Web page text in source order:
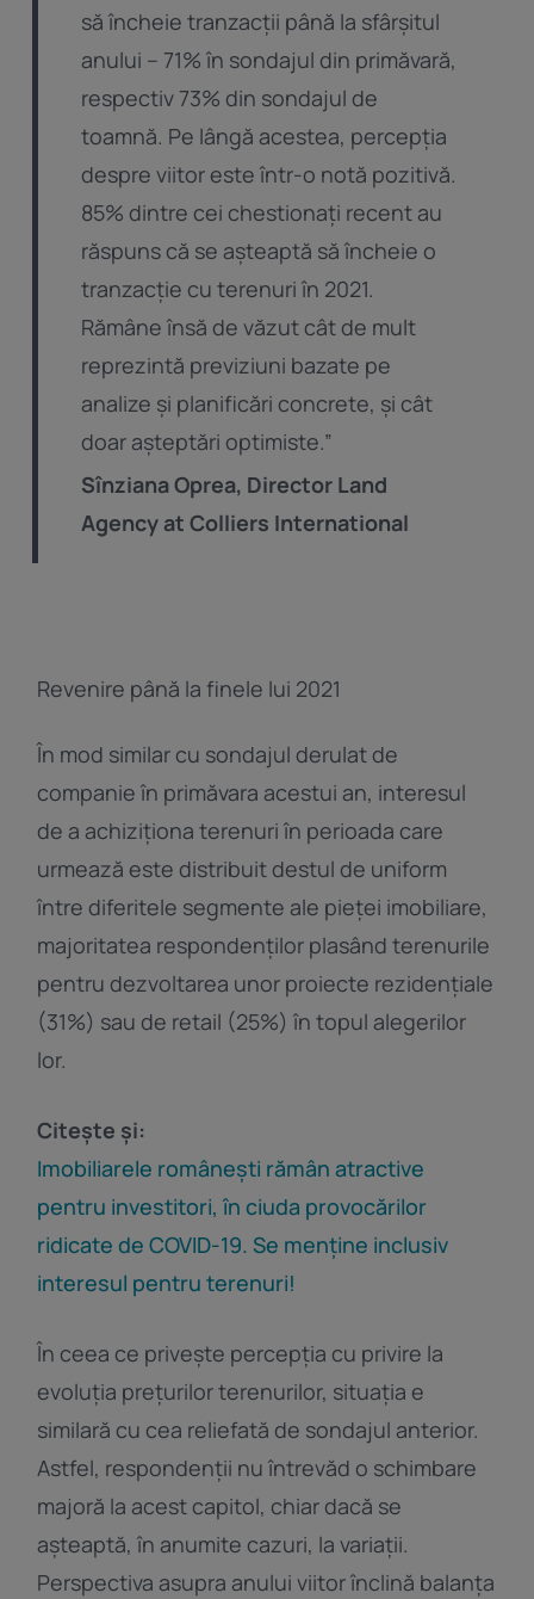
să încheie tranzacții până la sfârșitul
anului – 71% în sondajul din primăvară,
respectiv 73% din sondajul de
toamnă. Pe lângă acestea, percepția
despre viitor este într-o notă pozitivă.
85% dintre cei chestionați recent au
răspuns că se așteaptă să încheie o
tranzacție cu terenuri în 2021.
Rămâne însă de văzut cât de mult
reprezintă previziuni bazate pe
analize și planificări concrete, și cât
doar așteptări optimiste.”
Sînziana Oprea, Director Land
Agency at Colliers International
Revenire până la finele lui 2021
În mod similar cu sondajul derulat de
companie în primăvara acestui an, interesul
de a achiziționa terenuri în perioada care
urmează este distribuit destul de uniform
între diferitele segmente ale pieței imobiliare,
majoritatea respondenților plasând terenurile
pentru dezvoltarea unor proiecte rezidenţiale
(31%) sau de retail (25%) în topul alegerilor
lor.
Citește și:
Imobiliarele românești rămân atractive
pentru investitori, în ciuda provocărilor
ridicate de COVID-19. Se menține inclusiv
interesul pentru terenuri!
În ceea ce privește percepția cu privire la
evoluția prețurilor terenurilor, situația e
similară cu cea reliefată de sondajul anterior.
Astfel, respondenții nu întrevăd o schimbare
majoră la acest capitol, chiar dacă se
așteaptă, în anumite cazuri, la variații.
Perspectiva asupra anului viitor înclină balanța